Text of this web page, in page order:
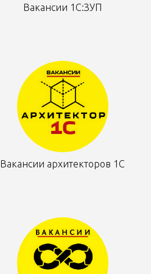
Вакансии 1С:ЗУП
Вакансии архитекторов 1С